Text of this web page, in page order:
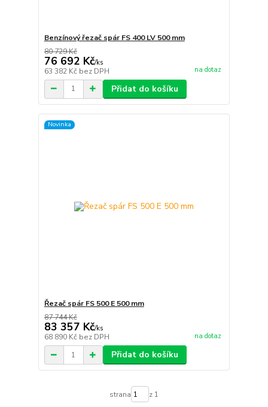
Benzínový řezač spár FS 400 LV 500 mm
80 729 Kč
76 692 Kč/ks
63 382 Kč bez DPH na dotaz
Přidat do košíku
Novinka
Řezač spár FS 500 E 500 mm
87 744 Kč
83 357 Kč/ks
68 890 Kč bez DPH na dotaz
Přidat do košíku
strana z 1